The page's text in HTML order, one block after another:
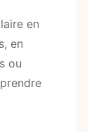
en
en
ou